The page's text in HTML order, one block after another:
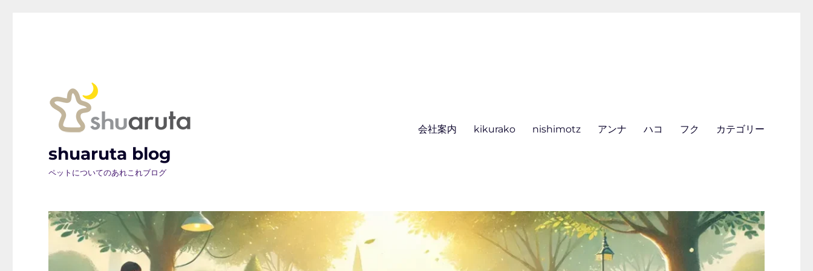
shuaruta blog
ペットについてのあれこれブログ
会社案内 kikurako nishimotz アンナ ハコ フク カテゴリー